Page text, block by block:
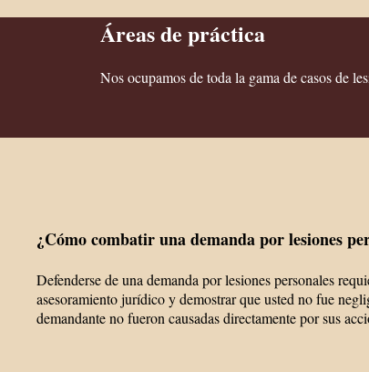
Áreas de práctica
Nos ocupamos de toda la gama de casos de
¿Cómo combatir una demanda por lesiones
Defenderse de una demanda por lesiones personales
asesoramiento jurídico y demostrar que usted no fue
demandante no fueron causadas directamente por sus